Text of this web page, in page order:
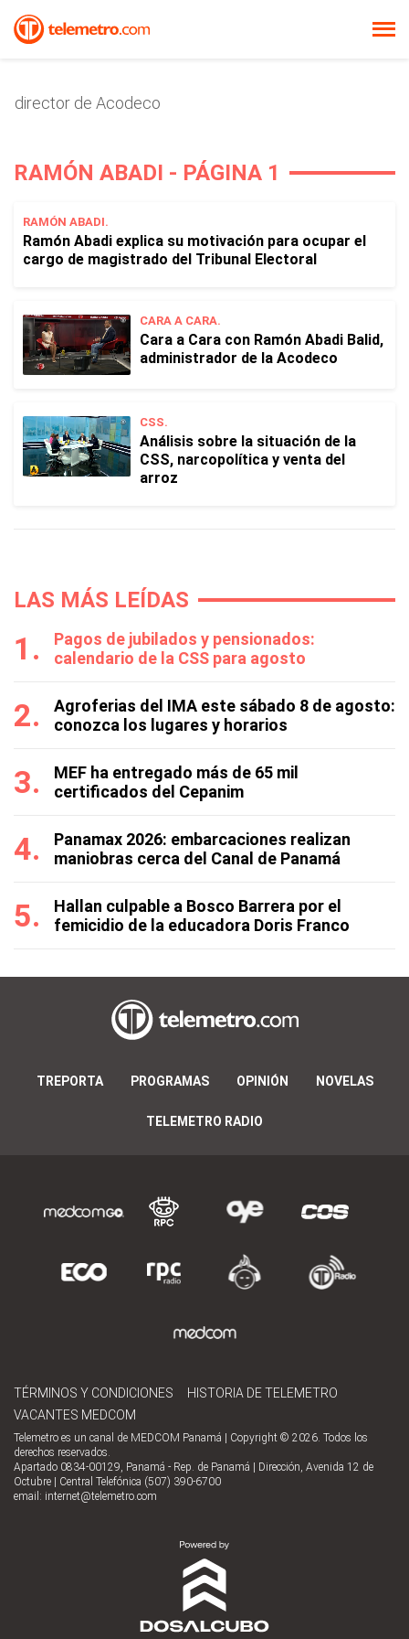
director de Acodeco
RAMÓN ABADI - PÁGINA 1
RAMÓN ABADI.
Ramón Abadi explica su motivación para ocupar el
cargo de magistrado del Tribunal Electoral
CARA A CARA.
Cara a Cara con Ramón Abadi Balid,
administrador de la Acodeco
CSS.
Análisis sobre la situación de la
CSS, narcopolítica y venta del
arroz
LAS MÁS LEÍDAS
Pagos de jubilados y pensionados:
calendario de la CSS para agosto
Agroferias del IMA este sábado 8 de agosto:
conozca los lugares y horarios
MEF ha entregado más de 65 mil
certificados del Cepanim
Panamax 2026: embarcaciones realizan
maniobras cerca del Canal de Panamá
Hallan culpable a Bosco Barrera por el
femicidio de la educadora Doris Franco
TREPORTA PROGRAMAS OPINIÓN NOVELAS
TELEMETRO RADIO
TÉRMINOS Y CONDICIONES
HISTORIA DE TELEMETRO
VACANTES MEDCOM
Telemetro es un canal de MEDCOM Panamá | Copyright © 2026. Todos los
derechos reservados.
Apartado 0834-00129, Panamá - Rep. de Panamá | Dirección, Avenida 12 de
Octubre | Central Telefónica (507) 390-6700
email: internet@telemetro.com